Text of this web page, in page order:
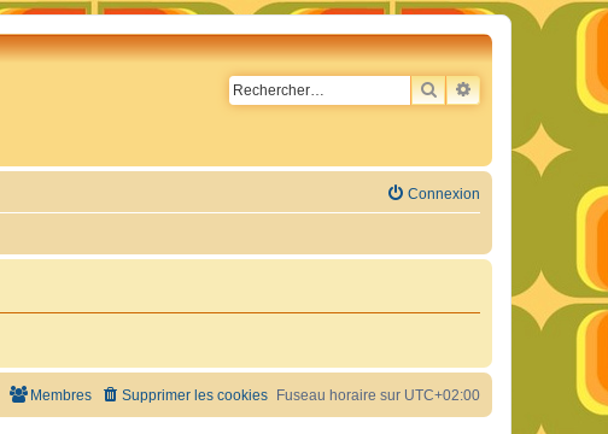
RECHERCHER
RECHERCHE
Connexion
Fuseau horaire sur UTC+02:00
Supprimer les cookies
Membres